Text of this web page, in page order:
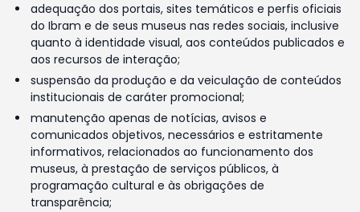
adequação dos portais, sites temáticos e perfis oficiais
do Ibram e de seus museus nas redes sociais, inclusive
quanto à identidade visual, aos conteúdos publicados e
aos recursos de interação;
suspensão da produção e da veiculação de conteúdos
institucionais de caráter promocional;
manutenção apenas de notícias, avisos e
comunicados objetivos, necessários e estritamente
informativos, relacionados ao funcionamento dos
museus, à prestação de serviços públicos, à
programação cultural e às obrigações de
transparência;